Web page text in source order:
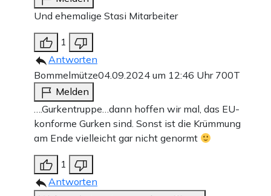
Und ehemalige Stasi Mitarbeiter
1
Antworten
Bommelmütze04.09.2024 um 12:46 Uhr 700T
Melden
….Gurkentruppe…dann hoffen wir mal, das EU-
konforme Gurken sind. Sonst ist die Krümmung
am Ende vielleicht gar nicht genormt
1
Antworten